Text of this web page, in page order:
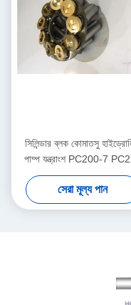
সিলিন্ডার ব্লক কোমাতসু
পাম্প যন্ত্রাংশ PC200-7
রোটারি গ্রুপ কিট
সেরা মূল্য পান